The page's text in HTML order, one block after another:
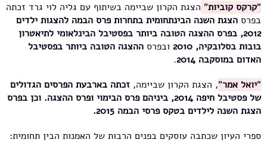
"קרקס קוביות" הצגת הקרון שביימה בשיתוף עם גליה לוי גרד זכתה
בפרס הצגת השנה הבינתחומית בתחרות פרס הבמה להצגות ילדים
2012, בפרס ההצגה הטובה ביותר בפסטיבל הבינלאומי לתיאטרון
בובות בסלובקיה, 2010
ובפרס ההצגה הטובה ביותר בפסטיבל
האדום במוסקבה 2014
.
"יואל אמר", הצגת הקרון שביימה, זכתה בארבעת הפרסים הגדולים
של פסטיבל חיפה 2014, ביניהם פרס הבימוי ופרס ההצגה. וכן בפרס
הצגת השנה לילדים בטקס פרסי הבמה 2015.
ספרי העיון שכתבה עוסקים בפנים הרבות של האמנות הבין תחומית: